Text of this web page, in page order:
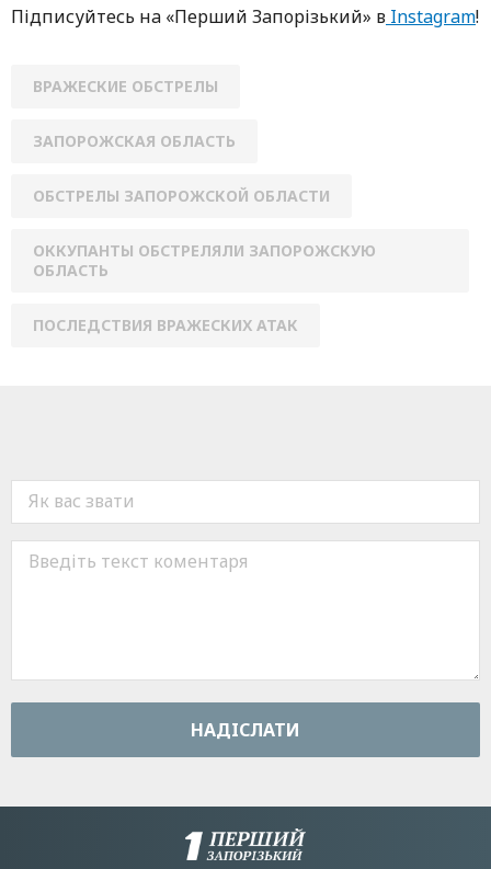
Підписуйтесь нa «Перший Зaпoрізький» в Instagram!
ВРАЖЕСКИЕ ОБСТРЕЛЫ
ЗАПОРОЖСКАЯ ОБЛАСТЬ
ОБСТРЕЛЫ ЗАПОРОЖСКОЙ ОБЛАСТИ
ОККУПАНТЫ ОБСТРЕЛЯЛИ ЗАПОРОЖСКУЮ
ОБЛАСТЬ
ПОСЛЕДСТВИЯ ВРАЖЕСКИХ АТАК
НАДIСЛАТИ